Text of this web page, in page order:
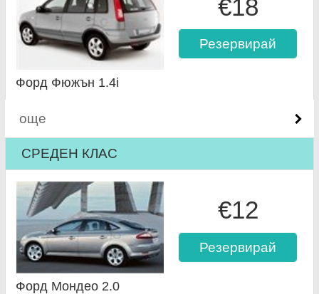
€18
Резервирай
Форд Фюжън 1.4i
още
СРЕДЕН КЛАС
€12
Резервирай
Форд Мондео 2.0